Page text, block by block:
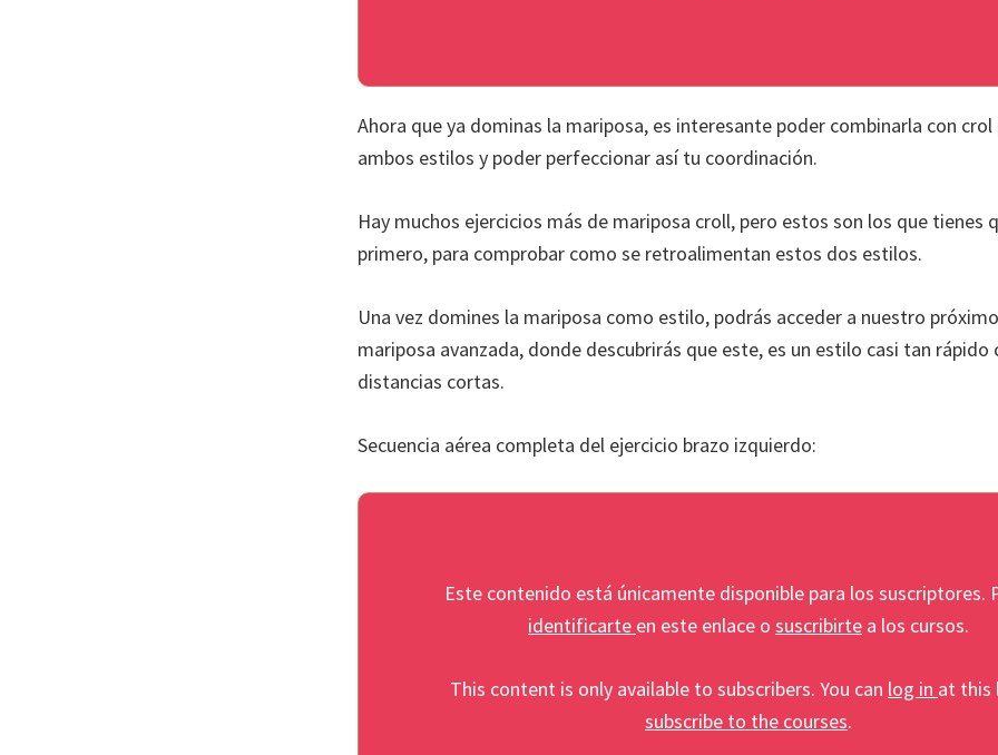
Ahora que ya dominas la mariposa, es interesante poder combinarla con
ambos estilos y poder perfeccionar así tu coordinación.
Hay muchos ejercicios más de mariposa croll, pero estos son los que tienes
primero, para comprobar como se retroalimentan estos dos estilos.
Una vez domines la mariposa como estilo, podrás acceder a nuestro
mariposa avanzada, donde descubrirás que este, es un estilo casi tan rápido
distancias cortas.
Secuencia aérea completa del ejercicio brazo izquierdo:
Este contenido está únicamente disponible para los suscriptores.
identificarte en este enlace o suscribirte a los cursos.
This content is only available to subscribers. You can log in at this
subscribe to the courses.